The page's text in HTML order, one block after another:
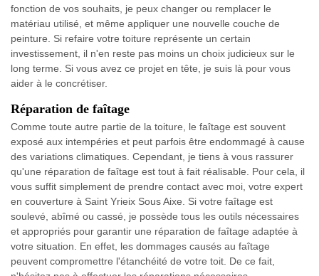
fonction de vos souhaits, je peux changer ou remplacer le
matériau utilisé, et même appliquer une nouvelle couche de
peinture. Si refaire votre toiture représente un certain
investissement, il n'en reste pas moins un choix judicieux sur le
long terme. Si vous avez ce projet en tête, je suis là pour vous
aider à le concrétiser.
Réparation de faîtage
Comme toute autre partie de la toiture, le faîtage est souvent
exposé aux intempéries et peut parfois être endommagé à cause
des variations climatiques. Cependant, je tiens à vous rassurer
qu'une réparation de faîtage est tout à fait réalisable. Pour cela, il
vous suffit simplement de prendre contact avec moi, votre expert
en couverture à Saint Yrieix Sous Aixe. Si votre faîtage est
soulevé, abîmé ou cassé, je possède tous les outils nécessaires
et appropriés pour garantir une réparation de faîtage adaptée à
votre situation. En effet, les dommages causés au faîtage
peuvent compromettre l'étanchéité de votre toit. De ce fait,